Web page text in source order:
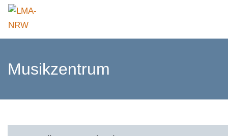
Musikzentrum